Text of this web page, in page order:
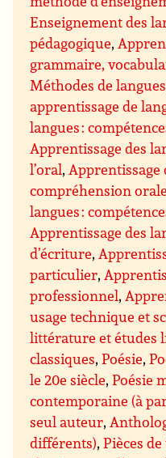
Enseignement des
pédagogique,
grammaire,
Méthodes de langues
apprentissage de
langues :
Apprentissage des
l’oral,Apprentissage
compréhension orale
langues :
Apprentissage des
d’écriture,
particulier,
professionnel,
usage technique et
littérature et études
classiques,Poésie,
le 20e siècle,Poésie
contemporaine (à
seul auteur,
différents),Pièces